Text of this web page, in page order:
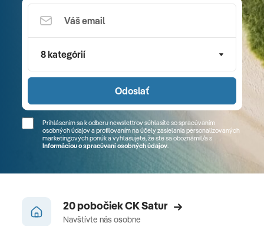
8 kategórií
Odoslať
Prihlásením sa k odberu newslettrov súhlasíte so spracúvaním
osobných údajov a profilovaním na účely zasielania personalizovaných
marketingových ponúk a vyhlasujete, že ste sa oboznámil/a s
Informáciou o spracúvaní osobných údajov.
20 pobočiek CK Satur
Navštívte nás osobne